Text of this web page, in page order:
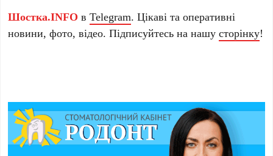
Шостка.INFO вTelegram. Цікаві та оперативні
новини, фото, відео. Підписуйтесь на нашусторінку!